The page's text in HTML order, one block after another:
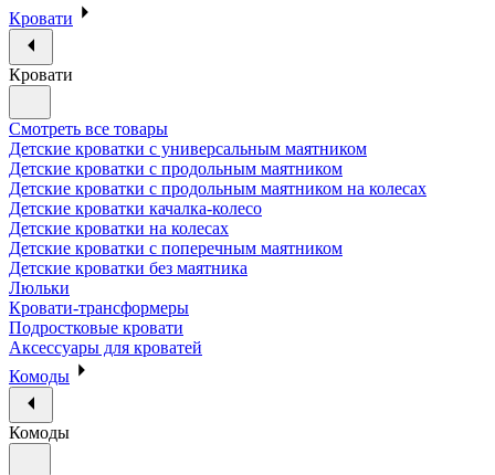
Кровати
Кровати
Смотреть все товары
Детские кроватки с универсальным маятником
Детские кроватки с продольным маятником
Детские кроватки с продольным маятником на колесах
Детские кроватки качалка-колесо
Детские кроватки на колесах
Детские кроватки с поперечным маятником
Детские кроватки без маятника
Люльки
Кровати-трансформеры
Подростковые кровати
Аксессуары для кроватей
Комоды
Комоды